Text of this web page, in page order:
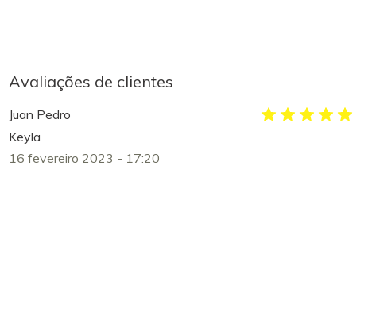
Avaliações de clientes
Juan Pedro
Keyla
16 fevereiro 2023 - 17:20